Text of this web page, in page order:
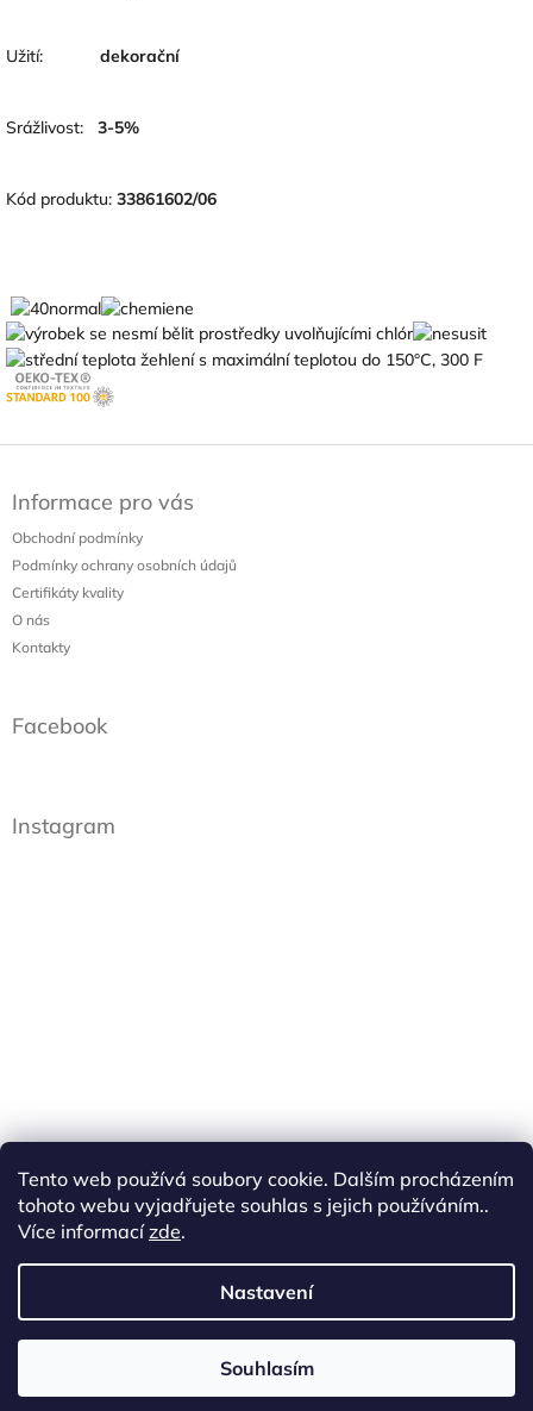
Tento web používá soubory cookie. Dalším procházením
tohoto webu vyjadřujete souhlas s jejich používáním..
Více informacízde.
Nastavení
Souhlasím
Užití: dekorační
Srážlivost: 3-5%
Kód produktu: 33861602/06
a
Informace pro vás
Obchodní podmínky
Podmínky ochrany osobních údajů
Certifikáty kvality
O nás
Kontakty
Facebook
Instagram
Sledovat na Instagramu